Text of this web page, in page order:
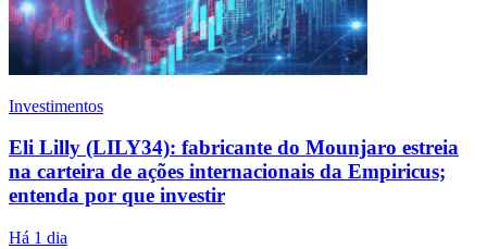
Investimentos
Eli Lilly (LILY34): fabricante do Mounjaro estreia
na carteira de ações internacionais da Empiricus;
entenda por que investir
Há 1 dia